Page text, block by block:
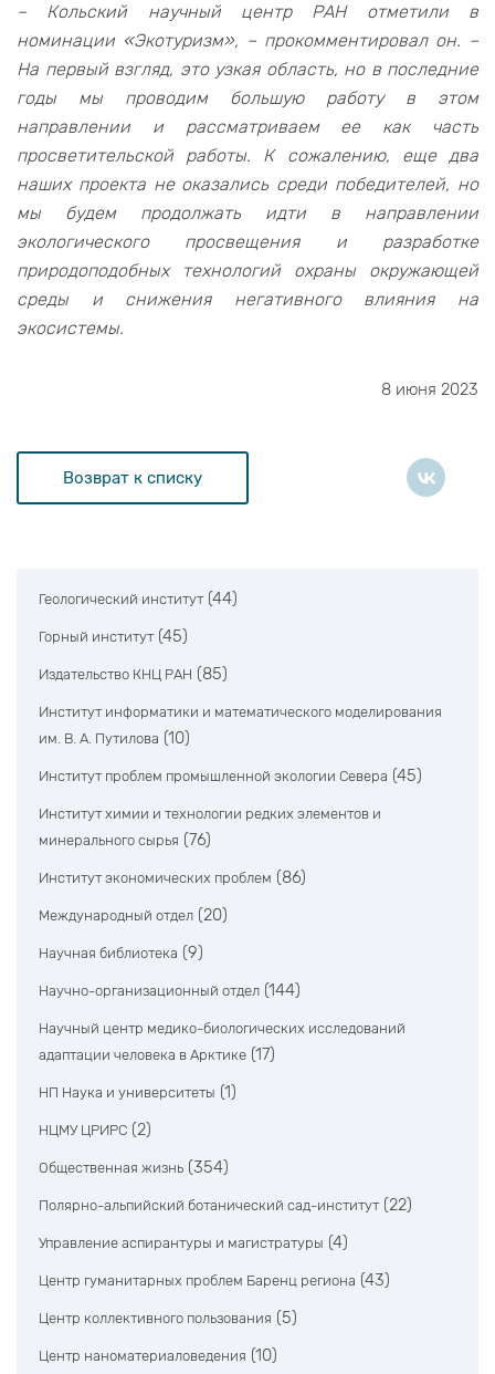
– Кольский научный центр РАН отметили в
номинации «Экотуризм», – прокомментировал он. –
На первый взгляд, это узкая область, но в последние
годы мы проводим большую работу в этом
направлении и рассматриваем ее как часть
просветительской работы. К сожалению, еще два
наших проекта не оказались среди победителей, но
мы будем продолжать идти в направлении
экологического просвещения и разработке
природоподобных технологий охраны окружающей
среды и снижения негативного влияния на
экосистемы.
8 июня 2023
Возврат к списку
Геологический институт (44)
Горный институт (45)
Издательство КНЦ РАН (85)
Институт информатики и математического моделирования
им. В. А. Путилова (10)
Институт проблем промышленной экологии Севера (45)
Институт химии и технологии редких элементов и
минерального сырья (76)
Институт экономических проблем (86)
Международный отдел (20)
Научная библиотека (9)
Научно-организационный отдел (144)
Научный центр медико-биологических исследований
адаптации человека в Арктике (17)
НП Наука и университеты (1)
НЦМУ ЦРИРС (2)
Общественная жизнь (354)
Полярно-альпийский ботанический сад-институт (22)
Управление аспирантуры и магистратуры (4)
Центр гуманитарных проблем Баренц региона (43)
Центр коллективного пользования (5)
Центр наноматериаловедения (10)